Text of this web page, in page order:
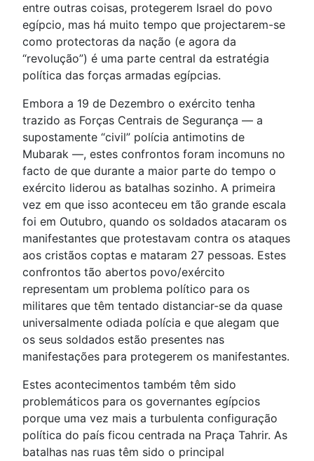
entre outras coisas, protegerem Israel do povo
egípcio, mas há muito tempo que projectarem-se
como protectoras da nação (e agora da
“revolução”) é uma parte central da estratégia
política das forças armadas egípcias.
Embora a 19 de Dezembro o exército tenha
trazido as Forças Centrais de Segurança — a
supostamente “civil” polícia antimotins de
Mubarak —, estes confrontos foram incomuns no
facto de que durante a maior parte do tempo o
exército liderou as batalhas sozinho. A primeira
vez em que isso aconteceu em tão grande escala
foi em Outubro, quando os soldados atacaram os
manifestantes que protestavam contra os ataques
aos cristãos coptas e mataram 27 pessoas. Estes
confrontos tão abertos povo/exército
representam um problema político para os
militares que têm tentado distanciar-se da quase
universalmente odiada polícia e que alegam que
os seus soldados estão presentes nas
manifestações para protegerem os manifestantes.
Estes acontecimentos também têm sido
problemáticos para os governantes egípcios
porque uma vez mais a turbulenta configuração
política do país ficou centrada na Praça Tahrir. As
batalhas nas ruas têm sido o principal